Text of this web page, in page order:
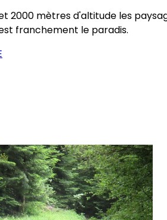
2000 mètres d'altitude les
franchement le paradis.